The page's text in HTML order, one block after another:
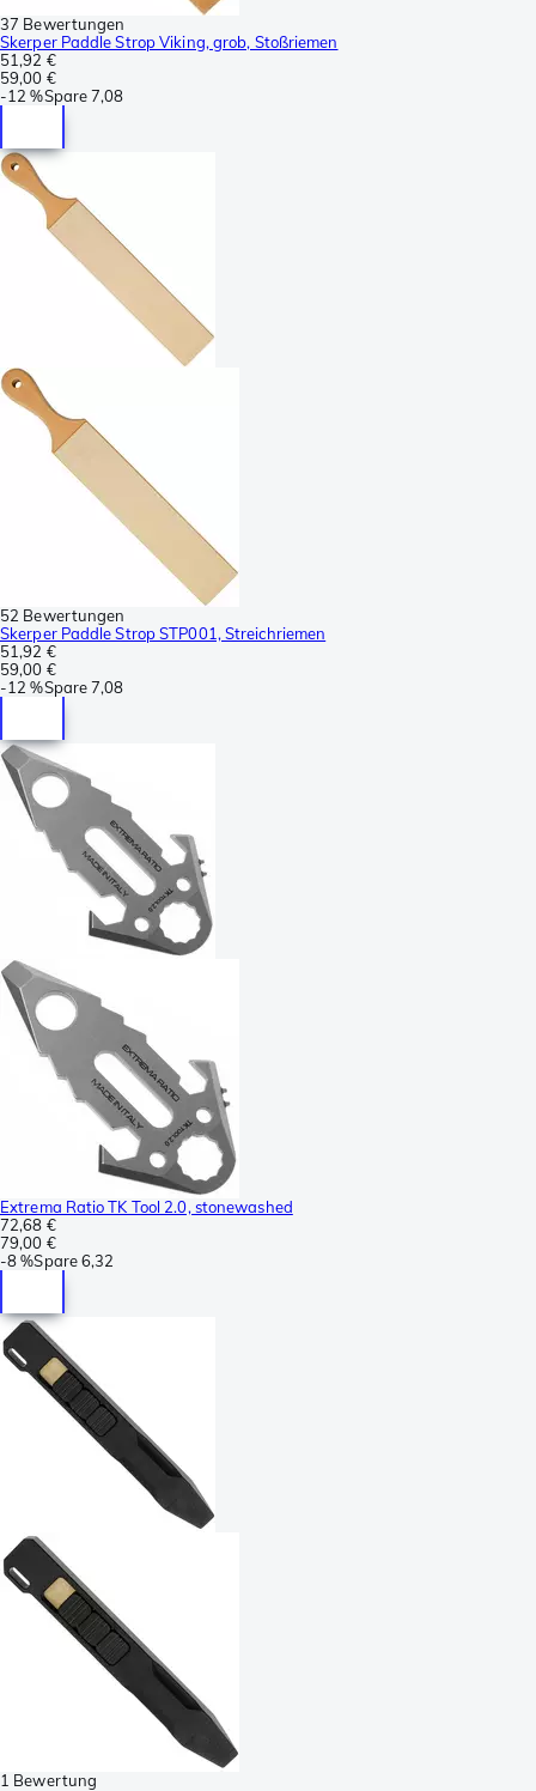
37 Bewertungen
Skerper Paddle Strop Viking, grob, Stoßriemen
51,92 €
59,00 €
-12 %Spare7,08
52 Bewertungen
Skerper Paddle Strop STP001, Streichriemen
51,92 €
59,00 €
-12 %Spare7,08
Extrema Ratio TK Tool 2.0, stonewashed
72,68 €
79,00 €
-8 %Spare6,32
1 Bewertung